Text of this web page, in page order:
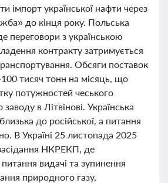
імпорт української нафти через
до кінця року. Польська
переговори з українською
контракту затримується
Обсяги поставок
тисяч тонн на місяць, що
потужностей чеського
в Літвінові. Українська
до російської, а питання
В Україні 25 листопада 2025
НКРЕКП, де
видачі та зупинення
природного газу,